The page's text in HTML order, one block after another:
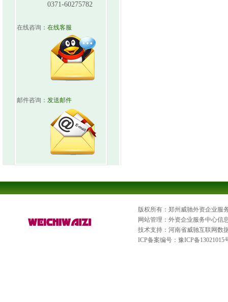
0371-60275782
在线咨询： 在线客服
邮件咨询： 发送邮件
版权所有：郑州威驰外资企业服
网站管理：外资企业服务中心信
技术支持：河南省威驰互联网数
ICP备案编号： 豫ICP备13021015